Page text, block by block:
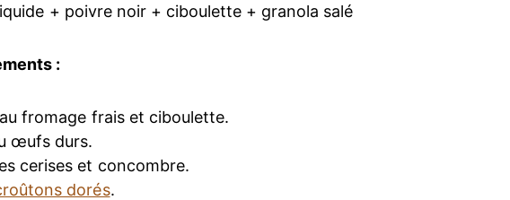
+ poivre noir + ciboulette + granola salé
:
fromage frais et ciboulette.
œufs durs.
cerises et concombre.
dorés.